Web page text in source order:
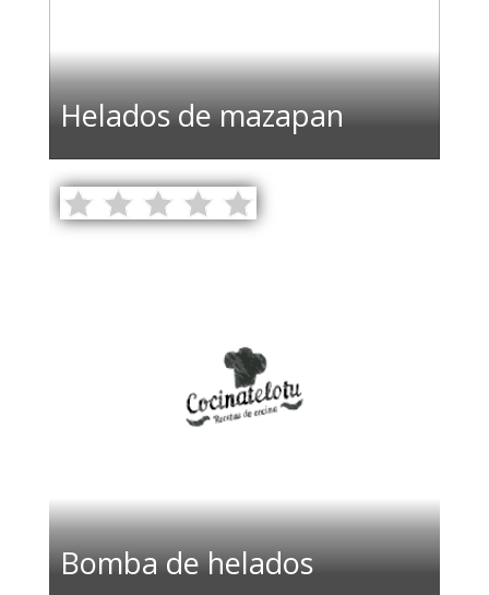
Helados de mazapan
Bomba de helados